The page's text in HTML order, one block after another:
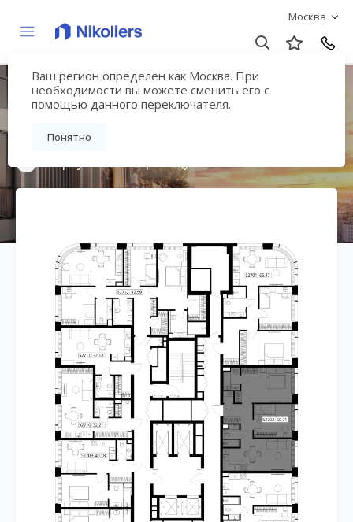
Москва
Ваш регион определен как Москва. При
необходимости вы можете сменить его с
помощью данного переключателя.
Понятно
Мультиквартал
«ВЕЕР»